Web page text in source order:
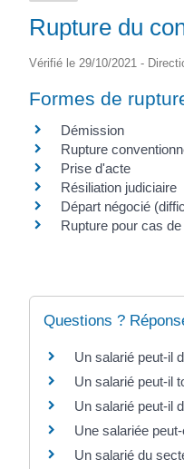
Rupture du
Vérifié le 29/10/2021 -
Formes de
Démission
Rupture
Prise d'acte
Résiliation judiciaire
Départ négocié
Rupture pour cas
Questions ?
Un salarié peut-il
Un salarié peut-il
Un salarié peut-il
Une salariée
Un salarié du